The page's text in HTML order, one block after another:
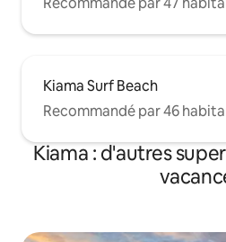
Kiama Surf Beach
Recommandé par 46
Kiama : d'autres